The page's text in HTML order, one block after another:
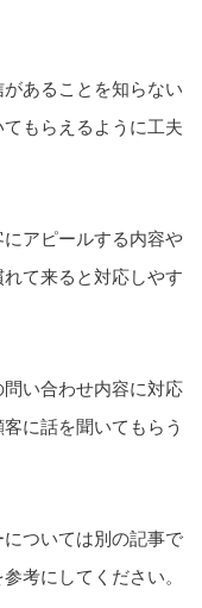
あることを知らない
もらえるように工夫
アピールする内容や
て来ると対応しやす
い合わせ内容に対応
に話を聞いてもらう
ついては別の記事で
考にしてください。